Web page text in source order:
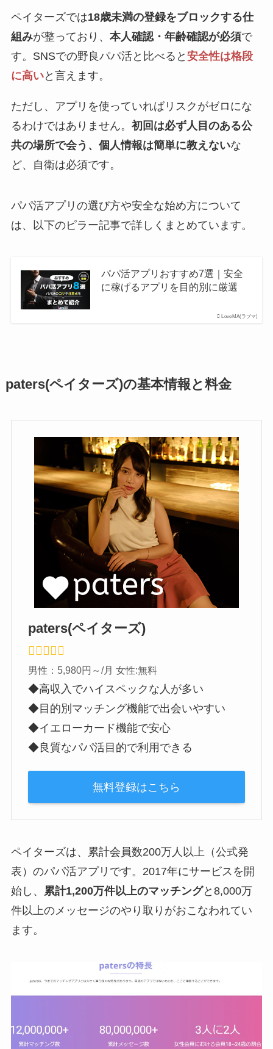
ペイターズでは18歳未満の登録をブロックする仕
組みが整っており、 本人確認・年齢確認が必須で
す。SNSでの野良パパ活と比べると 安全性は格段
に高いと言えます。
ただし、アプリを使っていればリスクがゼロにな
るわけではありません。 初回は必ず人目のある公
共の場所で会う、個人情報は簡単に教えないな
ど、自衛は必須です。
パパ活アプリの選び方や安全な始め方について
は、以下のピラー記事で詳しくまとめています。
LoveMA(ラブマ)
パパ活アプリおすすめ7選｜安全
に稼げるアプリを目的別に厳選
paters(ペイターズ)の基本情報と料金
paters(ペイターズ)
男性：5,980円～/月 女性:無料
◆高収入でハイスペックな人が多い
◆目的別マッチング機能で出会いやすい
◆イエローカード機能で安心
◆良質なパパ活目的で利用できる
無料登録はこちら
ペイターズは、累計会員数200万人以上（公式発
表）のパパ活アプリです。2017年にサービスを開
始し、
累計1,200万件以上のマッチングと8,000万
件以上のメッセージのやり取りがおこなわれてい
ます。